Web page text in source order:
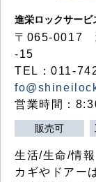
進栄ロックサービ
〒065-0017
-15
TEL：011-
営業時間：
販売可
生活/生命/情
カギやドアー